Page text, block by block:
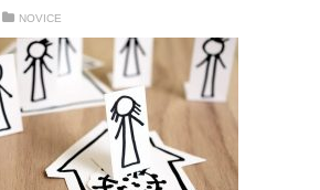
NOVICE